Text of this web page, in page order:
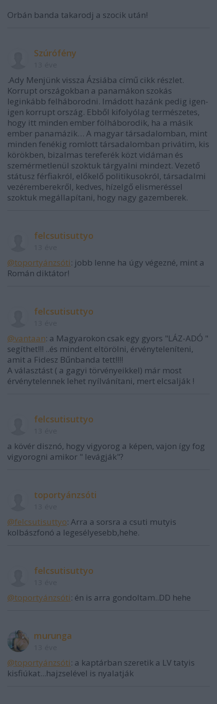
Orbán banda takarodj a szocik után!
Szúrófény
.Ady Menjünk vissza Ázsiába című cikk részlet.
Korrupt országokban a panamákon szokás
leginkább felháborodni. Imádott hazánk pedig igen-
igen korrupt ország. Ebből kifolyólag természetes,
hogy itt minden ember fölháborodik, ha a másik
ember panamázik… A magyar társadalomban, mint
minden fenékig romlott társadalomban privátim, kis
körökben, bizalmas tereferék közt vidáman és
szemérmetlenül szoktuk tárgyalni mindezt. Vezető
státusz férfiakról, előkelő politikusokról, társadalmi
vezéremberekről, kedves, hízelgő elismeréssel
szoktuk megállapítani, hogy nagy gazemberek.
felcsutisuttyo
@toportyánzsóti: jobb lenne ha úgy végezné, mint a
Román diktátor!
felcsutisuttyo
@vantaan: a Magyarokon csak egy gyors "LÁZ-ADÓ "
segíthet!!! ..és mindent eltörölni, érvényteleníteni,
amit a Fidesz Bűnbanda tett!!!!
A választást ( a gagyi törvényeikkel) már most
érvénytelennek lehet nyílvánítani, mert elcsalják !
felcsutisuttyo
a kövér disznó, hogy vigyorog a képen, vajon így fog
vigyorogni amikor " levágják"?
toportyánzsóti
@felcsutisuttyo: Arra a sorsra a csuti mutyis
kolbászfonó a legesélyesebb,hehe.
felcsutisuttyo
@toportyánzsóti: én is arra gondoltam..DD hehe
murunga
@toportyánzsóti: a kaptárban szeretik a LV tatyis
kisfiúkat...hajzselével is nyalatják